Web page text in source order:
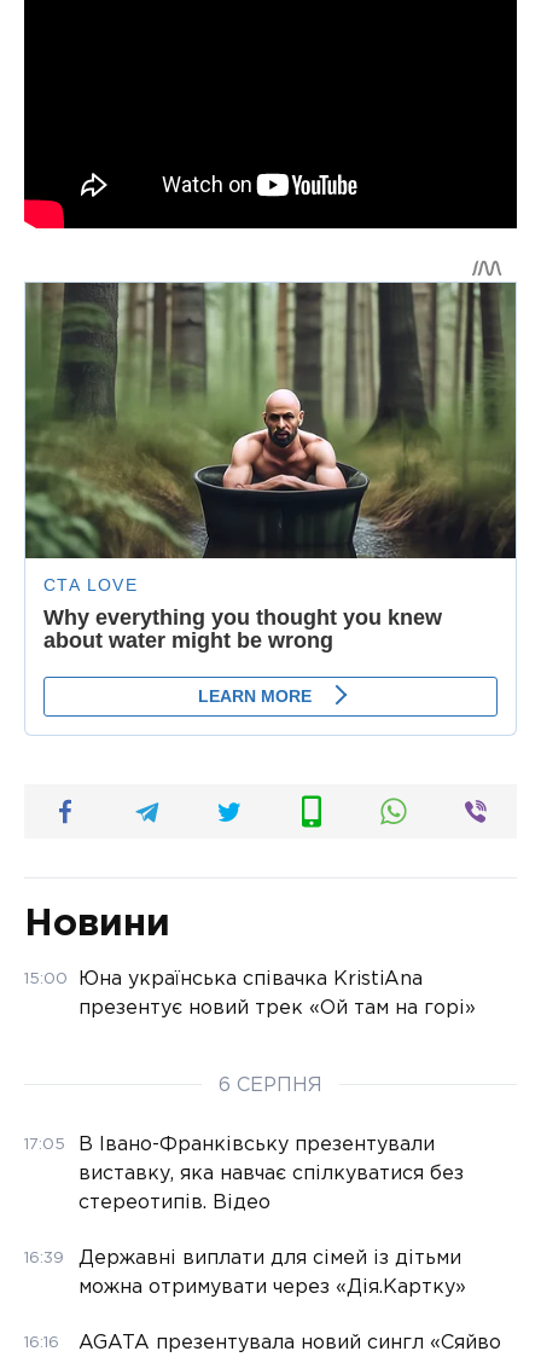
Новини
15:00
Юна українська співачка KristiAna
презентує новий трек «Ой там на горі»
6 СЕРПНЯ
17:05
В Івано-Франківську презентували
виставку, яка навчає спілкуватися без
стереотипів. Відео
16:39
Державні виплати для сімей із дітьми
можна отримувати через «Дія.Картку»
16:16
AGATA презентувала новий сингл «Сяйво